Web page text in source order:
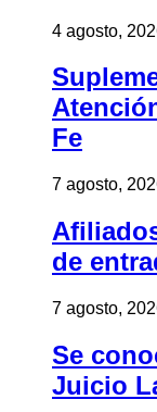
4 agosto,
Fe
7 agosto,
de
7 agosto,
Se
Juicio